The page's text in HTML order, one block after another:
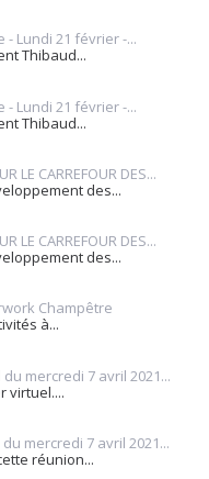
Lundi 21 février -...
Thibaud...
Lundi 21 février -...
Thibaud...
LE CARREFOUR DES...
des...
LE CARREFOUR DES...
des...
Champêtre
à...
mercredi 7 avril 2021...
virtuel....
mercredi 7 avril 2021...
réunion...